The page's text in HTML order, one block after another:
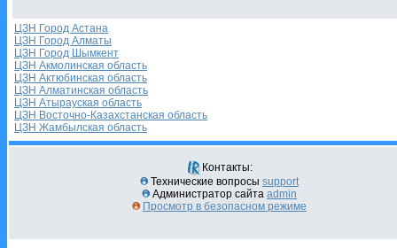
ЦЗН Город Астана
ЦЗН Город Алматы
ЦЗН Город Шымкент
ЦЗН Акмолинская область
ЦЗН Актюбинская область
ЦЗН Алматинская область
ЦЗН Атырауская область
ЦЗН Восточно-Казахстанская область
ЦЗН Жамбылская область
Контакты:
Технические вопросы support
Администратор сайта admin
Просмотр в безопасном режиме